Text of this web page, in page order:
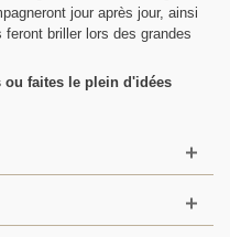
jour après jour, ainsi
briller lors des grandes
ou faites le plein d'idées